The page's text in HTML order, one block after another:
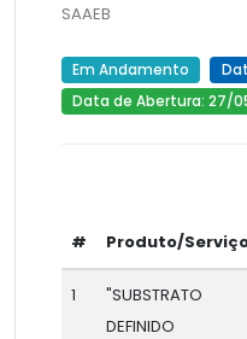
SAAEB
Em Andamento
Data de Abertura: 27/
# Produto/
1
"SUBSTRATO
DEFINIDO